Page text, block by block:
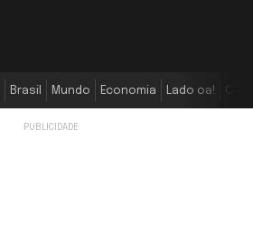
Brasil Mundo Economia Lado oa!